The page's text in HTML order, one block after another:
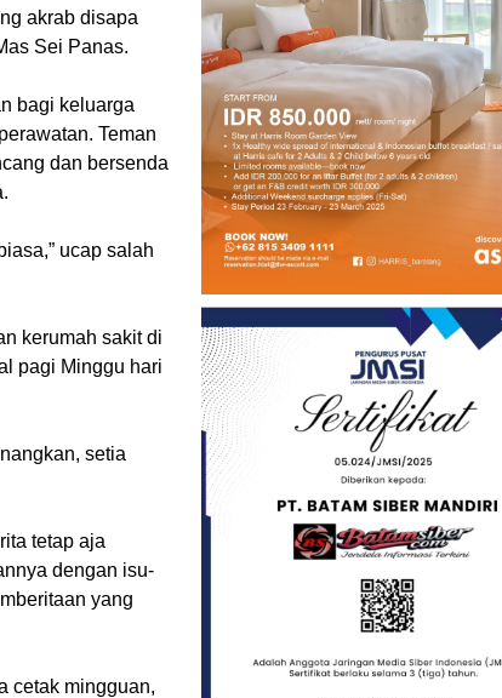
akrab disapa
Sei Panas.
bagi keluarga
Teman
dan bersenda
ucap salah
kerumah sakit di
pagi Minggu hari
setia
tetap aja
dengan isu-
yang
cetak mingguan,